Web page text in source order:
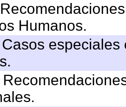
Humanos.